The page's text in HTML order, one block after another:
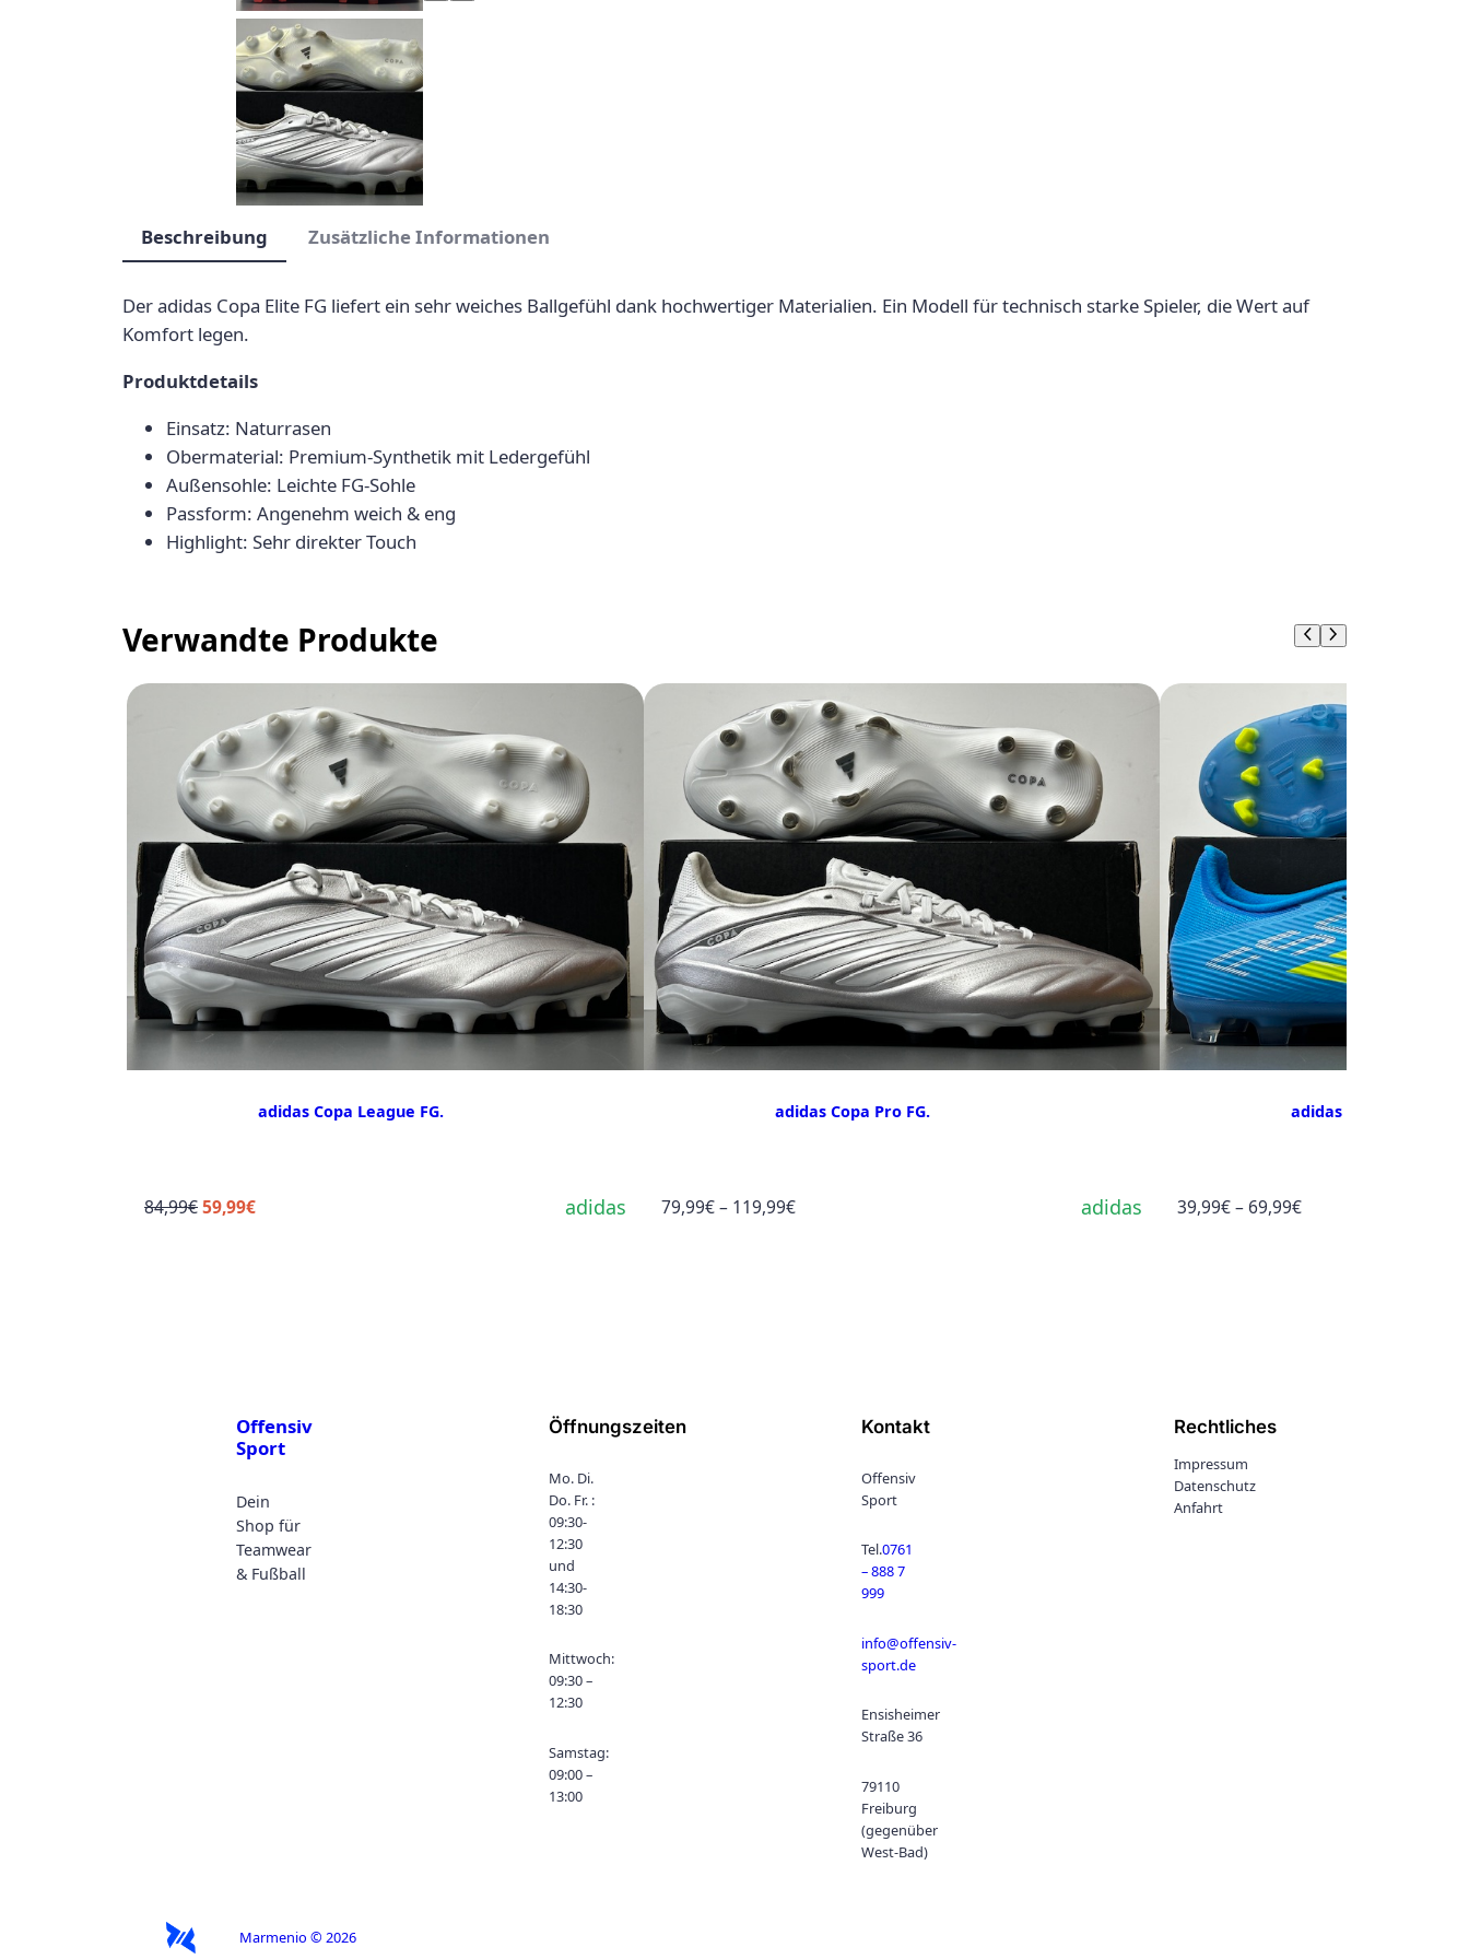
Beschreibung Zusätzliche Informationen
Der adidas Copa Elite FG liefert ein sehr weiches Ballgefühl dank hochwertiger Materialien. Ein Modell für technisch starke Spieler, die Wert auf
Komfort legen.
Produktdetails
Einsatz: Naturrasen
Obermaterial: Premium-Synthetik mit Ledergefühl
Außensohle: Leichte FG-Sohle
Passform: Angenehm weich & eng
Highlight: Sehr direkter Touch
Verwandte Produkte
adidas Copa League FG.
84,99€Ursprünglicher
59,99€Aktueller
adidas
adidas Copa Pro FG.
79,99€ – 119,99€Preisspanne:
adidas
adidas F50 League FG.
39,99€– 69,99€Preisspanne:
Offensiv
Sport
Dein
Shop für
Teamwear
& Fußball
Öffnungszeiten
Mo. Di.
Do. Fr. :
09:30-
12:30
und
14:30-
18:30
Mittwoch:
09:30 –
12:30
Samstag:
09:00 –
13:00
Kontakt
Offensiv
Sport
Tel.0761
– 888 7
999
info@offensiv-
sport.de
Ensisheimer
Straße 36
79110
Freiburg
(gegenüber
West-Bad)
Rechtliches
Impressum
Datenschutz
Anfahrt
Marmenio © 2026